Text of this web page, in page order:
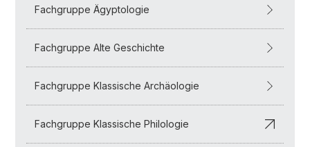
Fachgruppe Ägyptologie
Fachgruppe Alte Geschichte
Fachgruppe Klassische Archäologie
Fachgruppe Klassische Philologie